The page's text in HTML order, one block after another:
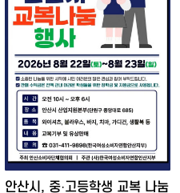
안산시, 중·고등학생 교복 나눔